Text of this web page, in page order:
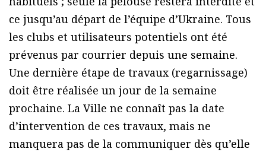
ce jusqu’au départ de l’équipe d’Ukraine. Tous
les clubs et utilisateurs potentiels ont été
prévenus par courrier depuis une semaine.
Une dernière étape de travaux (regarnissage)
doit être réalisée un jour de la semaine
prochaine. La Ville ne connaît pas la date
d’intervention de ces travaux, mais ne
manquera pas de la communiquer dès qu’elle